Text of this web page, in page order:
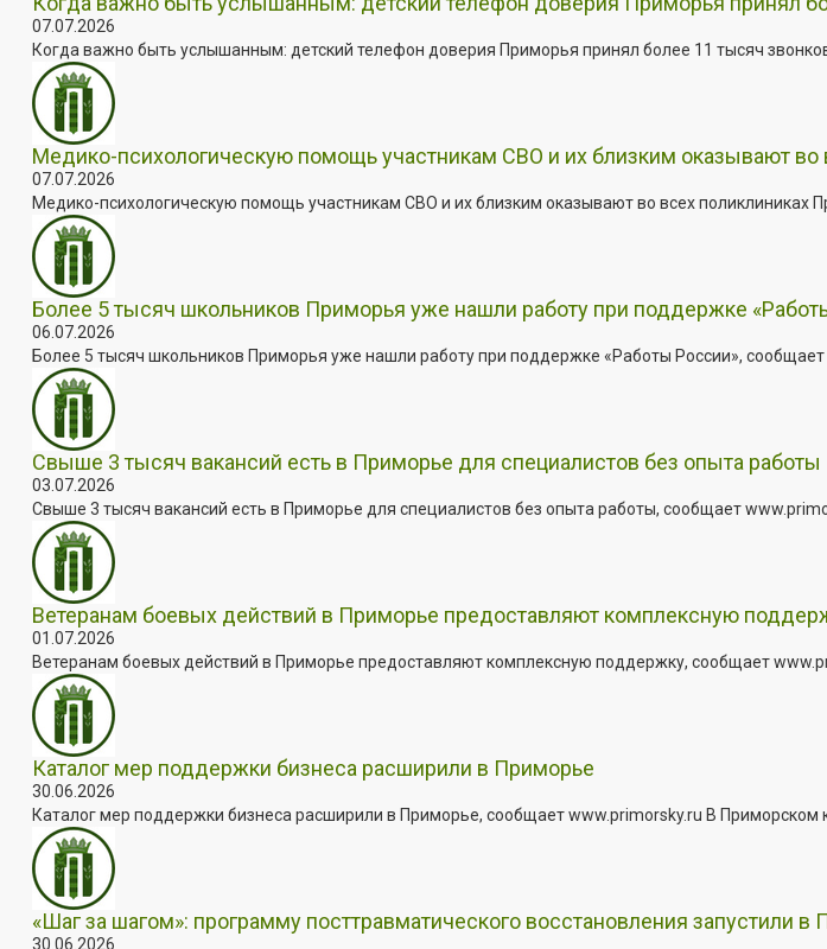
07.07.2026
Когда важно быть услышанным: детский телефон доверия Приморья принял более 11 тысяч
Медико-психологическую помощь участникам СВО и их близким оказывают во
07.07.2026
Медико-психологическую помощь участникам СВО и их близким оказывают во всех поликлиниках
Более 5 тысяч школьников Приморья уже нашли работу при поддержке
06.07.2026
Более 5 тысяч школьников Приморья уже нашли работу при поддержке «Работы России»,
Свыше 3 тысяч вакансий есть в Приморье для специалистов без опыта работы
03.07.2026
Свыше 3 тысяч вакансий есть в Приморье для специалистов без опыта работы, сообщает
Ветеранам боевых действий в Приморье предоставляют комплексную
01.07.2026
Ветеранам боевых действий в Приморье предоставляют комплексную поддержку, сообщает
Каталог мер поддержки бизнеса расширили в Приморье
30.06.2026
Каталог мер поддержки бизнеса расширили в Приморье, сообщает www.primorsky.ru В
«Шаг за шагом»: программу посттравматического восстановления запустили
30.06.2026